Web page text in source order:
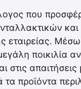
που
εταιρείας.
ποικιλία
στις
τα προϊόντα